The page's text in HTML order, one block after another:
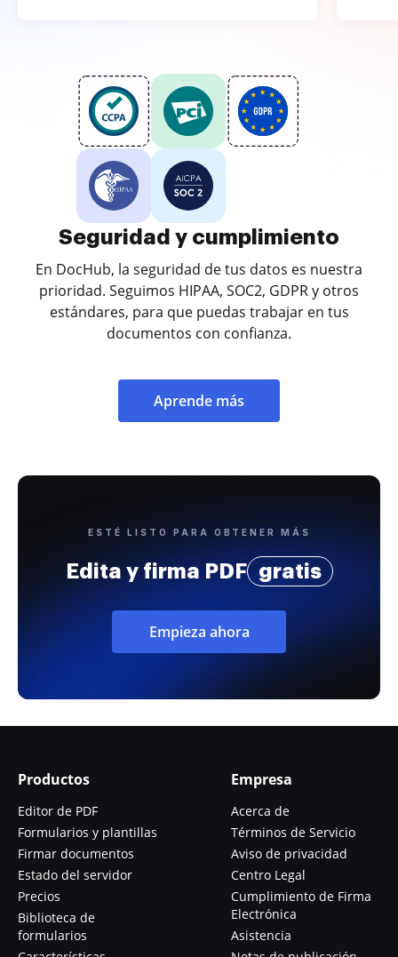
Seguridad y cumplimiento
En DocHub, la seguridad de tus datos es nuestra
prioridad. Seguimos HIPAA, SOC2, GDPR y otros
estándares, para que puedas trabajar en tus
documentos con confianza.
Aprende más
ESTÉ LISTO PARA OBTENER MÁS
Edita y firma PDF gratis
Empieza ahora
Productos
Editor de PDF
Formularios y plantillas
Firmar documentos
Estado del servidor
Precios
Biblioteca de
formularios
Empresa
Acerca de
Términos de Servicio
Aviso de privacidad
Centro Legal
Cumplimiento de Firma
Electrónica
Asistencia